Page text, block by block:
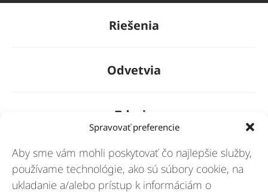
Spravovať preferencie
Aby sme vám mohli poskytovať čo najlepšie služby,
používame technológie, ako sú súbory cookie, na
ukladanie a/alebo prístup k informáciám o
Riešenia
Odvetvia
Zdroje
O nás